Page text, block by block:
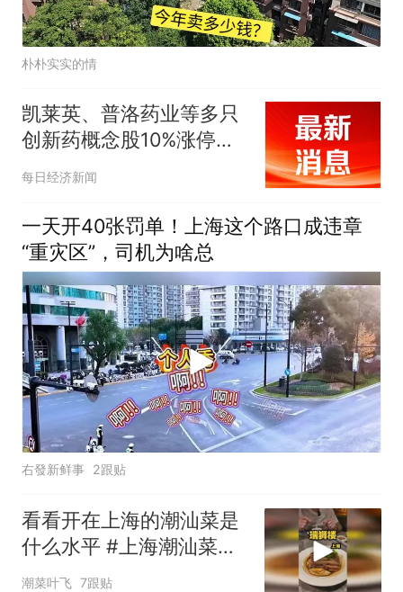
朴朴实实的情
凯莱英、普洛药业等多只
创新药概念股10%涨停！
创新药ETF天弘
超4%，CXO含量全市场
最高
每日经济新闻
一天开40张罚单！上海这个路口成违章
“重灾区”，司机为啥总
右發新鲜事 2跟贴
看看开在上海的潮汕菜是
什么水平 #上海潮汕菜排
行榜 #瑞狮楼潮汕会馆 #
潮菜叶飞 7跟贴